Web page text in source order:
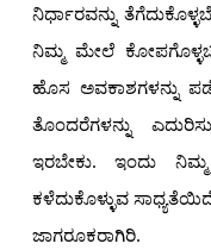
ನಿರ್ಧಾರವನ್ನು
ನಿಮ್ಮ ಮೇಲೆ
ಹೊಸ ಅವಕಾಶಗಳನ್ನು
ತೊಂದರೆಗಳನ್ನು
ಇರಬೇಕು. ಇಂದು
ಕಳೆದುಕೊಳ್ಳುವ
ಜಾಗರೂಕರಾಗಿರಿ.